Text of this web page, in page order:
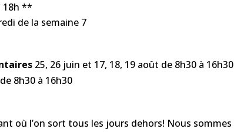
18h **
de la semaine 7
25, 26 juin et 17, 18, 19 août de 8h30 à 16h30
8h30 à 16h30
où l’on sort tous les jours dehors! Nous sommes